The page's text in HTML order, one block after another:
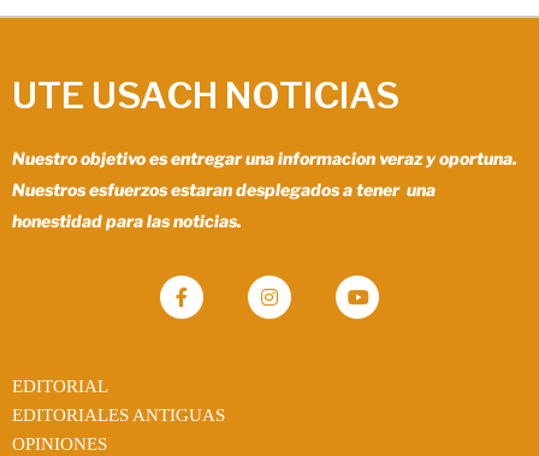
UTE USACH NOTICIAS
Nuestro objetivo es entregar una informacion veraz y oportuna.
Nuestros esfuerzos estaran desplegados a tener una
honestidad para las noticias.
EDITORIAL
EDITORIALES ANTIGUAS
OPINIONES